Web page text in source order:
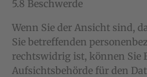
5.8 Beschwerde
Wenn Sie der Ansicht sind,
Sie betreffenden
rechtswidrig ist, können Sie
Aufsichtsbehörde für den